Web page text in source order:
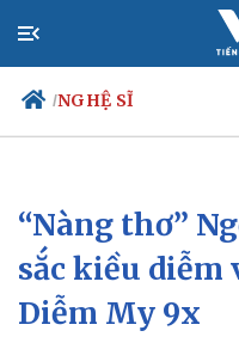
/NGHỆ SĨ
Chính trị
Đảng
Tổ chức nhân sự
Quốc hội
Nhận diện sự thật
“Nàng thơ”
sắc kiều diễm
Diễm My 9x